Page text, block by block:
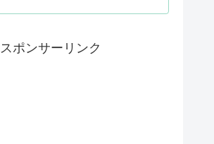
スポンサーリンク